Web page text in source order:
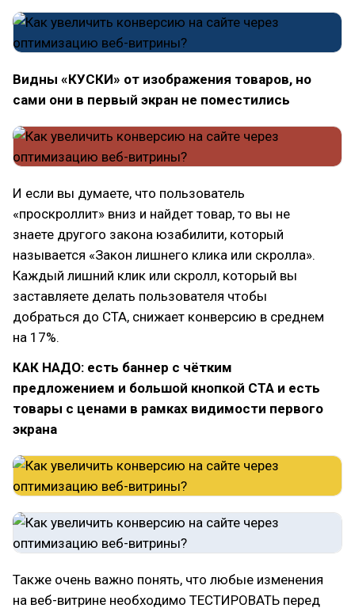
Видны «КУСКИ» от изображения товаров, но
сами они в первый экран не поместились
И если вы думаете, что пользователь
«проскроллит» вниз и найдет товар, то вы не
знаете другого закона юзабилити, который
называется «Закон лишнего клика или скролла».
Каждый лишний клик или скролл, который вы
заставляете делать пользователя чтобы
добраться до CTA, снижает конверсию в среднем
на 17%.
КАК НАДО: есть баннер с чётким
предложением и большой кнопкой CTA и есть
товары с ценами в рамках видимости первого
экрана
Также очень важно понять, что любые изменения
на веб-витрине необходимо ТЕСТИРОВАТЬ перед